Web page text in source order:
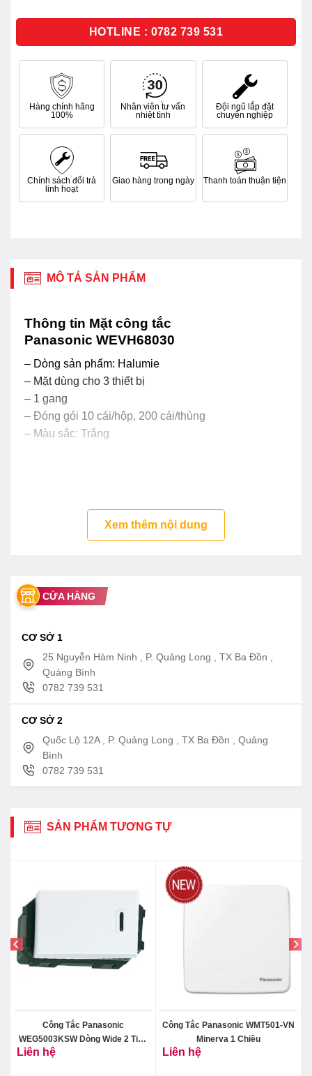
sao
HOTLINE : 0782 739 531
Hàng chính hãng
100%
Nhân viên tư vấn
nhiệt tình
Đội ngũ lắp đặt
chuyên nghiệp
Chính sách đổi trả
linh hoạt
Giao hàng trong ngày Thanh toán thuận tiện
MÔ TẢ SẢN PHẨM
Thông tin Mặt công tắc
Panasonic WEVH68030
– Dòng sản phẩm: Halumie
– Mặt dùng cho 3 thiết bị
– 1 gang
– Đóng gói 10 cái/hộp, 200 cái/thùng
– Màu sắc: Trắng
Xem thêm nội dung
CỬA HÀNG
CƠ SỞ 1
25 Nguyễn Hàm Ninh , P. Quảng Long , TX Ba Đồn ,
Quảng Bình
0782 739 531
CƠ SỞ 2
Quốc Lộ 12A , P. Quảng Long , TX Ba Đồn , Quảng
Bình
0782 739 531
SẢN PHẨM TƯƠNG TỰ
Công Tắc Panasonic
WEG5003KSW Dòng Wide 2 Tiếp
Liên hệ
Công Tắc Panasonic WMT501-VN
Minerva 1 Chiều
Liên hệ